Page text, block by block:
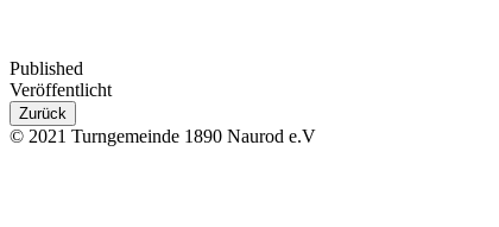
Published
Veröffentlicht
Zurück
© 2021 Turngemeinde 1890 Naurod e.V